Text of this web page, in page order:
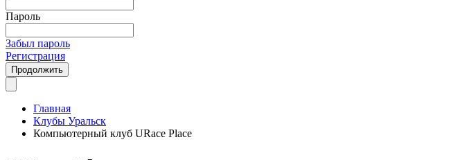
Пароль
Забыл пароль
Регистрация
Продолжить
Главная
Клубы Уральск
Компьютерный клуб URace Place